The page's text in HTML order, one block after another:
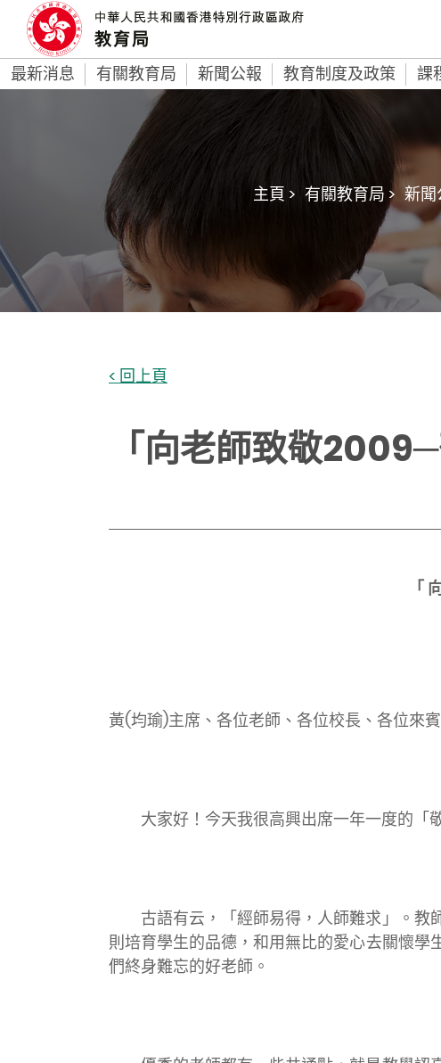
最新消息 有關教育局 新聞公報 教育制度及政策 課
主頁 > 有關教育局 > 新聞
< 回上頁
「向老師致敬
「
黃(均瑜)主席、各位老師、各位校長、各位來賓
大家好！今天我很高興出席一年一度的「
古語有云，「經師易得，人師難求」。
則培育學生的品德，和用無比的愛心去關懷
們終身難忘的好老師。